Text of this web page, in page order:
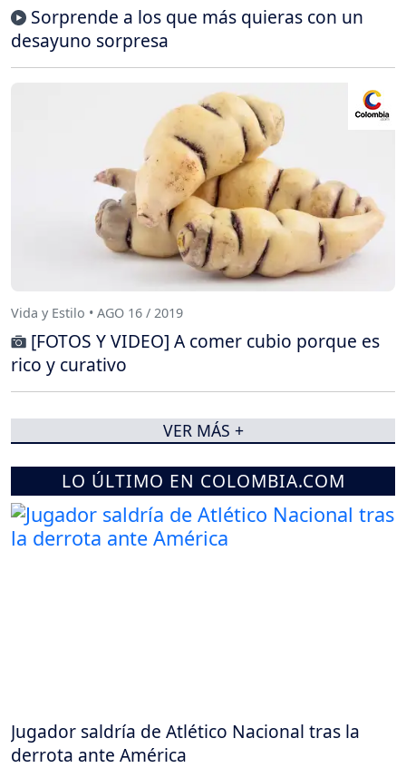
LO ÚLTIMO EN COLOMBIA.COM
Jugador saldría de Atlético Nacional tras la
derrota ante América
Sorprende a los que más quieras con un
desayuno sorpresa
Vida y Estilo • AGO 16 / 2019
[FOTOS Y VIDEO] A comer cubio porque es
rico y curativo
VER MÁS +